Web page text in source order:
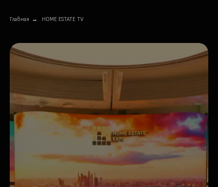
Главная → HOME ESTATE TV